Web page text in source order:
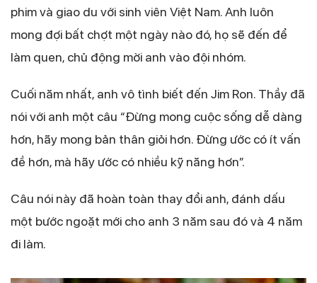
phim và giao du với sinh viên Việt Nam. Anh luôn
mong đợi bất chợt một ngày nào đó, họ sẽ đến để
làm quen, chủ động mời anh vào đội nhóm.
Cuối năm nhất, anh vô tình biết đến Jim Ron. Thầy đã
nói với anh một câu “Đừng mong cuộc sống dễ dàng
hơn, hãy mong bản thân giỏi hơn. Đừng ước có ít vấn
đề hơn, mà hãy ước có nhiều kỹ năng hơn”.
Câu nói này đã hoàn toàn thay đổi anh, đánh dấu
một bước ngoặt mới cho anh 3 năm sau đó và 4 năm
đi làm.